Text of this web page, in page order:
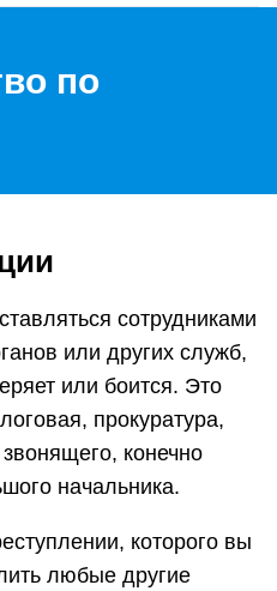
по
сотрудниками
или других служб,
или боится. Это
прокуратура,
конечно
начальника.
которого вы
любые другие